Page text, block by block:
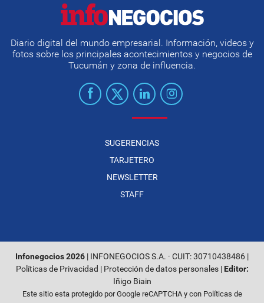
Diario digital del mundo empresarial. Información, videos y
fotos sobre los principales acontecimientos y negocios de
Tucumán y zona de influencia.
SUGERENCIAS
TARJETERO
NEWSLETTER
STAFF
Infonegocios 2026 | INFONEGOCIOS S.A. · CUIT: 30710438486 |
Políticas de Privacidad | Protección de datos personales| Editor:
Iñigo Biain
Este sitio esta protegido por Google reCAPTCHA y con Políticas de